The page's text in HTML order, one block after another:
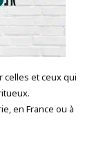
celles et ceux qui
en France ou à